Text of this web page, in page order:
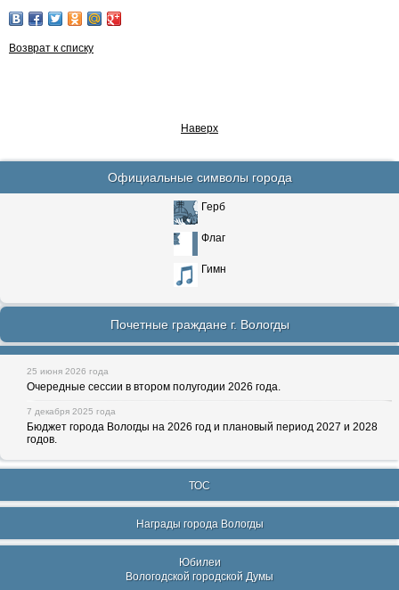
Возврат к списку
Наверх
Официальные символы города
Герб
Флаг
Гимн
Почетные граждане г. Вологды
25 июня 2026 года
Очередные сессии в втором полугодии 2026 года.
7 декабря 2025 года
Бюджет города Вологды на 2026 год и плановый период 2027 и 2028
годов.
ТОС
Награды города Вологды
Юбилеи
Вологодской городской Думы